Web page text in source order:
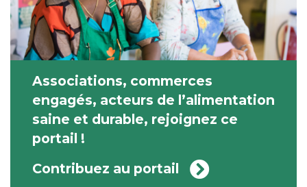
Associations, commerces
engagés, acteurs de l’alimentation
saine et durable, rejoignez ce
portail !
Contribuez au portail